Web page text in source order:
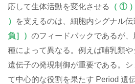
応して生体活動を変化させる
（ ① ）
）
を支えるのは、細胞内シグナル伝
負］） のフィードバックであるが
種によって異なる。例えば哺乳類
遺伝子の発現制御が重要である。
て中心的な役割を果たす Period 遺